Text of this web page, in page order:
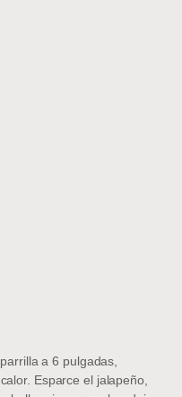
a 6 pulgadas,
Esparce el jalapeño,